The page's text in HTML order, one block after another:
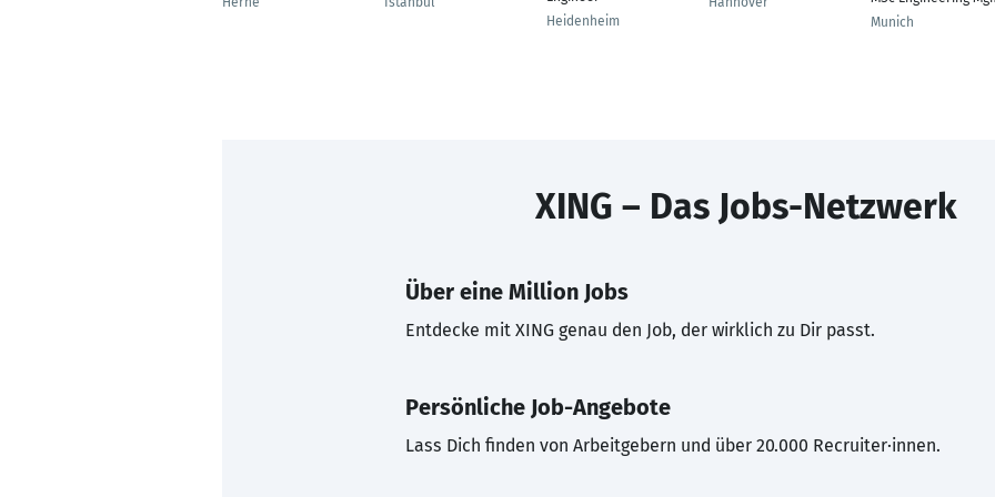
Heidenheim
Munich
XING – Das Jobs-Netzwerk
Über eine Million Jobs
Entdecke mit XING genau den Job, der wirklich zu Dir passt.
Persönliche Job-Angebote
Lass Dich finden von Arbeitgebern und über 20.000 Recruiter·innen.